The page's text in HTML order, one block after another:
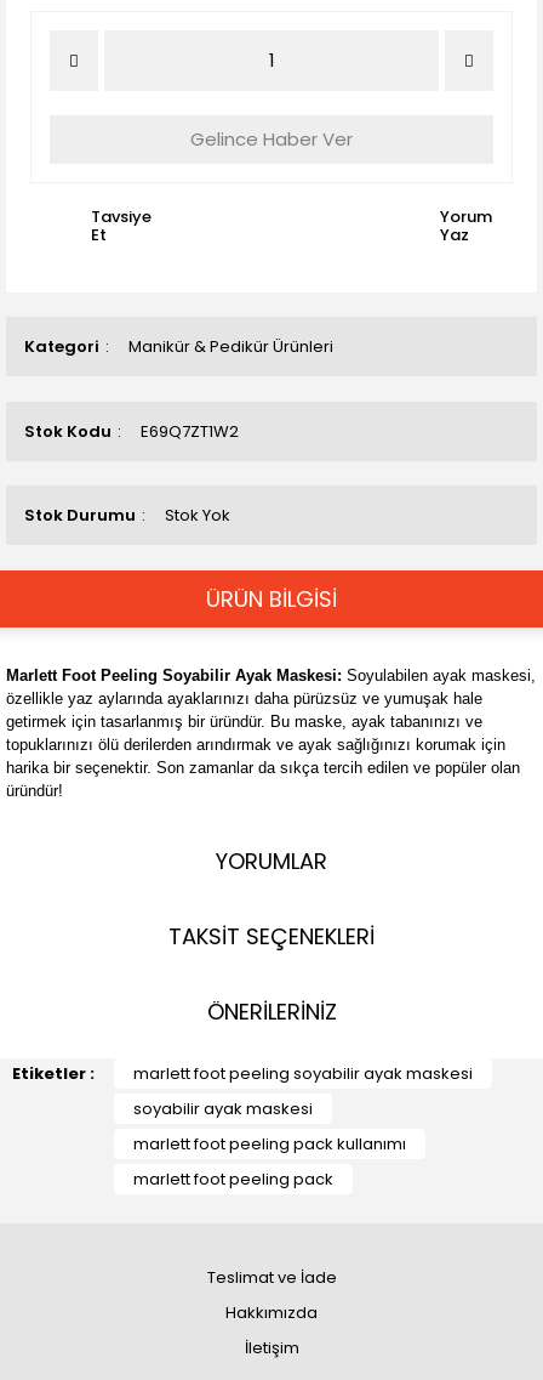
Kategori Manikür & Pedikür Ürünleri
Stok Kodu E69Q7ZT1W2
Stok Durumu Stok Yok
Gelince Haber Ver
Tavsiye
Et
Yorum
Yaz
ÜRÜN BİLGİSİ
Marlett Foot Peeling Soyabilir Ayak Maskesi: Soyulabilen ayak maskesi,
özellikle yaz aylarında ayaklarınızı daha pürüzsüz ve yumuşak hale
getirmek için tasarlanmış bir üründür. Bu maske, ayak tabanınızı ve
topuklarınızı ölü derilerden arındırmak ve ayak sağlığınızı korumak için
harika bir seçenektir. Son zamanlar da sıkça tercih edilen ve popüler olan
üründür!
YORUMLAR
TAKSİT SEÇENEKLERİ
ÖNERİLERİNİZ
Etiketler :
marlett foot peeling soyabilir ayak maskesi
soyabilir ayak maskesi
marlett foot peeling pack kullanımı
marlett foot peeling pack
Teslimat ve İade
Hakkımızda
İletişim